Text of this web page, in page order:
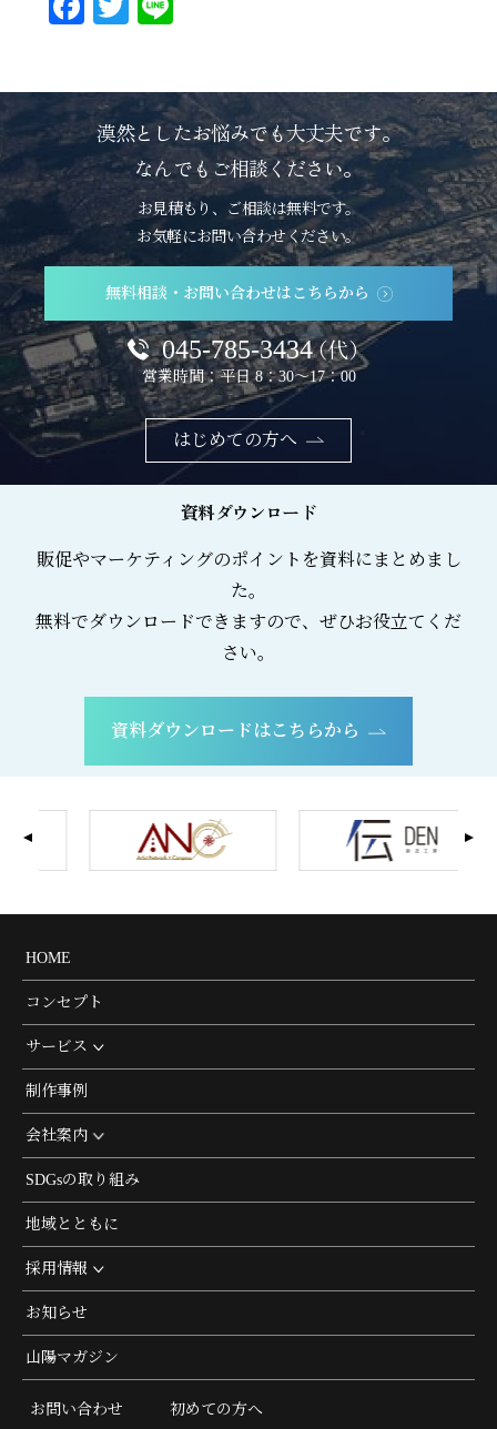
ok r
漠然としたお悩みでも大丈夫です。
なんでもご相談ください。
お見積もり、ご相談は無料です。
お気軽にお問い合わせください。
無料相談・お問い合わせはこちらから
045-785-3434（代）
営業時間：平日 8：30～17：00
はじめての方へ
資料ダウンロード
販促やマーケティングのポイントを資料にまとめまし
た。
無料でダウンロードできますので、ぜひお役立てくだ
さい。
資料ダウンロードはこちらから
HOME
コンセプト
サービス
制作事例
会社案内
SDGsの取り組み
地域とともに
採用情報
お知らせ
山陽マガジン
お問い合わせ 初めての方へ